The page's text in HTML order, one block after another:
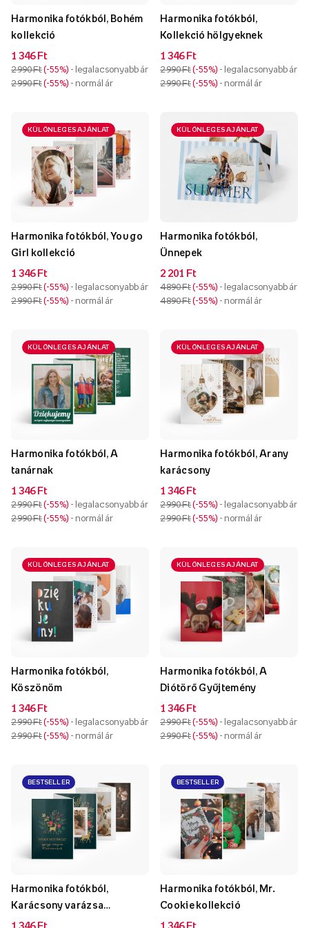
Harmonika fotókból, Bohém
kollekció
1 346 Ft
2 990 Ft -55% - legalacsonyabb ár
2 990 Ft -55% - normál ár
Harmonika fotókból,
Kollekció hölgyeknek
1 346 Ft
2 990 Ft -55% - legalacsonyabb ár
2 990 Ft -55% - normál ár
KÜLÖNLEGES AJÁNLAT
Harmonika fotókból, You go
Girl kollekció
1 346 Ft
2 990 Ft -55% - legalacsonyabb ár
2 990 Ft -55% - normál ár
KÜLÖNLEGES AJÁNLAT
Harmonika fotókból,
Ünnepek
2 201 Ft
4 890 Ft -55% - legalacsonyabb ár
4 890 Ft -55% - normál ár
KÜLÖNLEGES AJÁNLAT
Harmonika fotókból, A
tanárnak
1 346 Ft
2 990 Ft -55% - legalacsonyabb ár
2 990 Ft -55% - normál ár
KÜLÖNLEGES AJÁNLAT
Harmonika fotókból, Arany
karácsony
1 346 Ft
2 990 Ft -55% - legalacsonyabb ár
2 990 Ft -55% - normál ár
KÜLÖNLEGES AJÁNLAT
Harmonika fotókból,
Köszönöm
1 346 Ft
2 990 Ft -55% - legalacsonyabb ár
2 990 Ft -55% - normál ár
KÜLÖNLEGES AJÁNLAT
Harmonika fotókból, A
Diótörő Gyűjtemény
1 346 Ft
2 990 Ft -55% - legalacsonyabb ár
2 990 Ft -55% - normál ár
BESTSELLER
Harmonika fotókból,
Karácsony varázsa
kollekció
1 346 Ft
BESTSELLER
Harmonika fotókból, Mr.
Cookie kollekció
1 346 Ft